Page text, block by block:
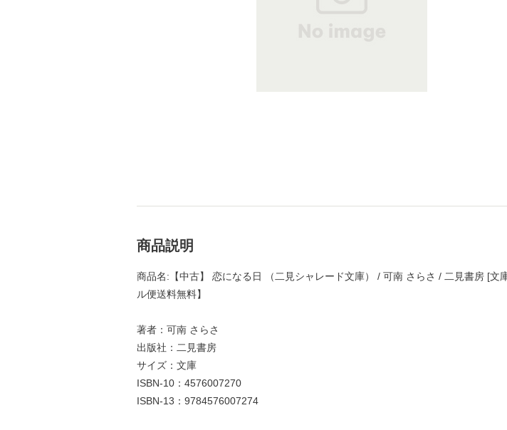
商品説明
商品名:【中古】 恋になる日 （二見シャレード文庫） / 可南 さらさ / 二見書房 [文
ル便送料無料】
著者：可南 さらさ
出版社：二見書房
サイズ：文庫
ISBN-10：4576007270
ISBN-13：9784576007274